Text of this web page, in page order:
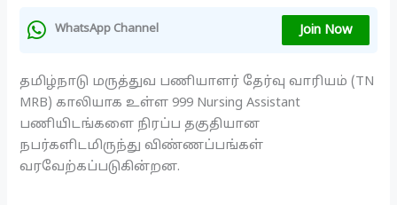
WhatsApp Channel Join Now
தமிழ்நாடு மருத்துவ பணியாளர் தேர்வு வாரியம் (TN
MRB) காலியாக உள்ள 999 Nursing Assistant
பணியிடங்களை நிரப்ப தகுதியான
நபர்களிடமிருந்து விண்ணப்பங்கள்
வரவேற்கப்படுகின்றன.